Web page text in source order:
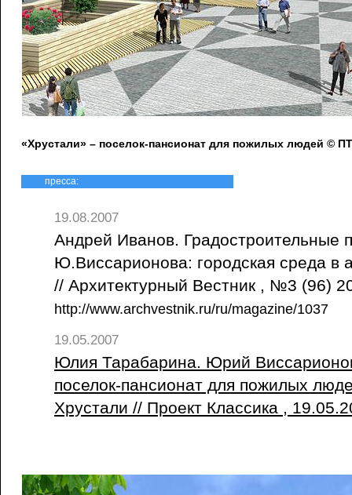
«Хрустали» – поселок-пансионат для пожилых людей ©
пресса:
19.08.2007
Андрей Иванов. Градостроительные
Ю.Виссарионова: городская среда в
// Архитектурный Вестник , №3 (96)
http://www.archvestnik.ru/ru/magazine/1037
19.05.2007
Юлия Тарабарина. Юрий
поселок-пансионат для пожилых
Хрустали // Проект Классика ,